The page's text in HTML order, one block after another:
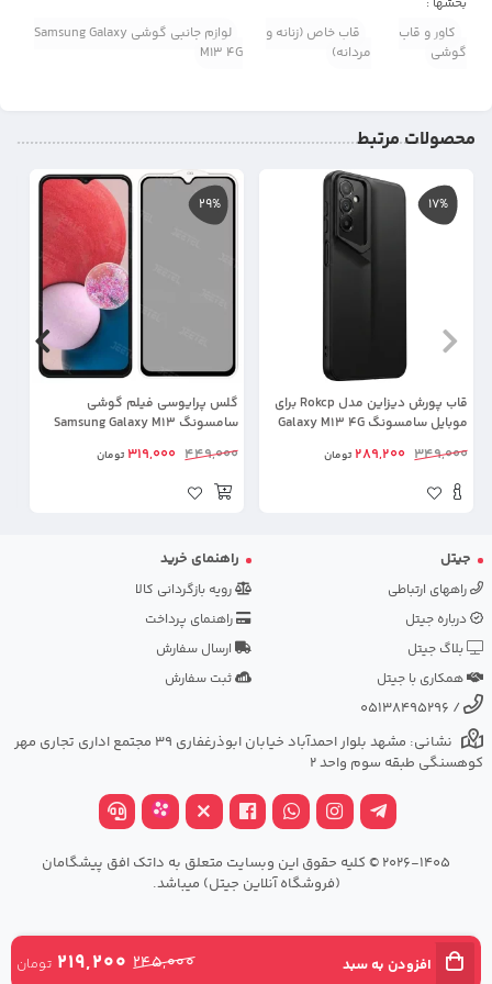
افزودن به سبد 245,000
219,200 تومان
کاور و قاب
گوشی
قاب خاص (زنانه و
مردانه)
لوازم جانبی گوشی Samsung Galaxy
M13 4G
محصولات مرتبط
17%
قاب پورش دیزاین مدل Rokcp برای
موبایل سامسونگ Galaxy M13 4G
349,000
289,200تومان
29%
گلس پرایوسی فیلم گوشی
سامسونگ Samsung Galaxy M13
449,000
319,000تومان
جیتل
راههای ارتباطی
درباره جیتل
بلاگ جیتل
همکاری با جیتل
راهنمای خرید
رویه بازگردانی کالا
راهنمای پرداخت
ارسال سفارش
ثبت سفارش
/
05138495296
نشانی: مشهد بلوار احمدآباد خیابان ابوذرغفاری 39 مجتمع اداری تجاری مهر
کوهسنگی طبقه سوم واحد 2
2026-1405 © کلیه حقوق این وبسایت متعلق به داتک افق پیشگامان
(فروشگاه آنلاین جیتل) میباشد.